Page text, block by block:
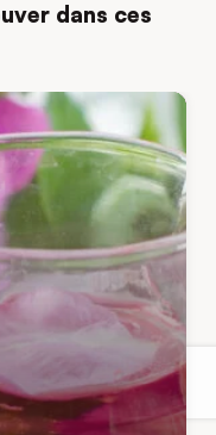
dans ces